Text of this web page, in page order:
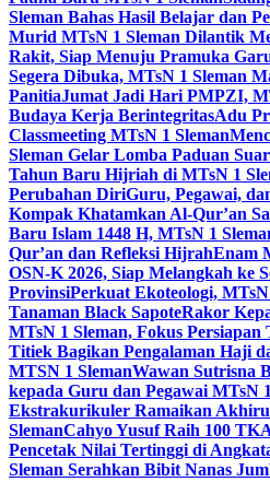
Sleman Bahas Hasil Belajar dan
Murid MTsN 1 Sleman Dilantik
Rakit, Siap Menuju Pramuka
Segera Dibuka, MTsN 1 Sleman
PanitiaJumat Jadi Hari PMPZI,
Budaya Kerja BerintegritasAdu
Classmeeting MTsN 1 Sleman
Sleman Gelar Lomba Paduan
Tahun Baru Hijriah di MTsN 1
Perubahan DiriGuru, Pegawai,
Kompak Khatamkan Al-Qur’an
Baru Islam 1448 H, MTsN 1
Qur’an dan Refleksi HijrahEnam
OSN-K 2026, Siap Melangkah ke
ProvinsiPerkuat Ekoteologi,
Tanaman Black SapoteRakor
MTsN 1 Sleman, Fokus
Titiek Bagikan Pengalaman Haji
MTSN 1 SlemanWawan Sutrisna
kepada Guru dan Pegawai MTsN
Ekstrakurikuler Ramaikan
SlemanCahyo Yusuf Raih 100
Pencetak Nilai Tertinggi di
Sleman Serahkan Bibit Nanas